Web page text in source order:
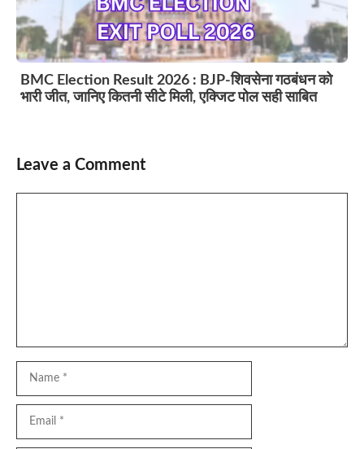
BMC Election Result 2026 : BJP-शिवसेना गठबंधन को
भारी जीत, जानिए कितनी सीटे मिली, एक्जिट पोल सही साबित
Leave a Comment